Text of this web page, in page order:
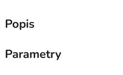
Popis
Parametry